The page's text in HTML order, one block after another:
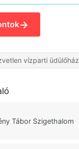
→
vízparti üdülőház
Tábor Szigethalom